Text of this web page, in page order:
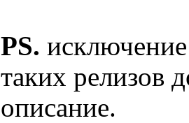
PS.
таких релизов
описание.